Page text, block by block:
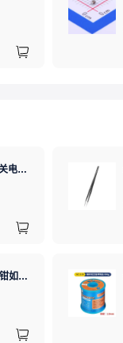
MW(明纬)LRS-350-24开关电源直流DC稳压变压器监控24V 14.6A
维修佬 5寸耐用刃口TS剪钳如意斜口钳水口钳工业级电工钳刀钳子